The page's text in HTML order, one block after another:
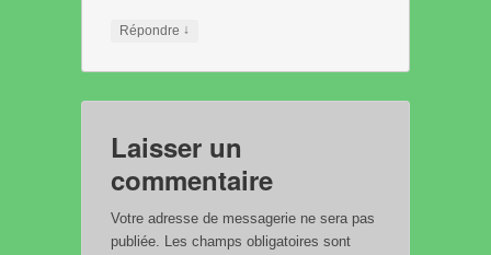
Répondre ↓
Laisser un
commentaire
Votre adresse de messagerie ne sera pas
publiée. Les champs obligatoires sont